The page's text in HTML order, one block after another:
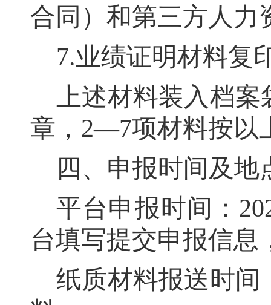
合同）和第三方人力
7.业绩证明材料复
上述材料装入档
章， 2—7项材料按以
四、申报时间及地
平台申报时间：
台填写提交申报信息
纸质材料报送时间